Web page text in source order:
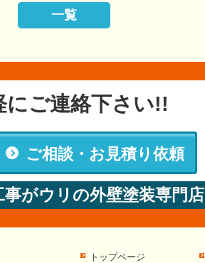
一覧
にご連絡下さい!!
ご相談・お見積り依頼
がウリの外壁塗装専門
トップページ